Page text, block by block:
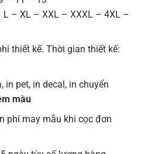
– XL – XXL – XXXL – 4XL –
thiết kế. Thời gian thiết kế:
in pet, in decal, in chuyển
màu
phí may mẫu khi cọc đơn